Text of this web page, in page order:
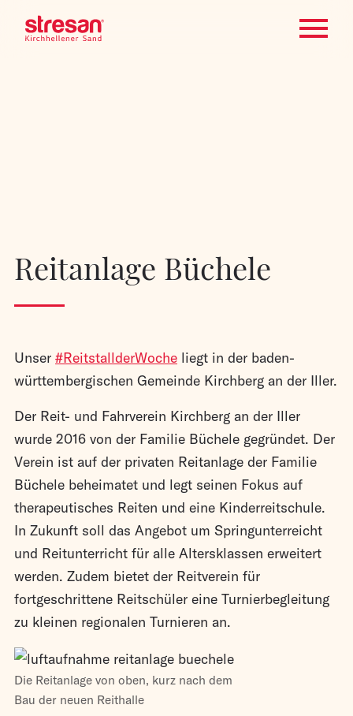
Reitanlage Büchele
Unser #ReitstallderWoche liegt in der baden-
württembergischen Gemeinde Kirchberg an der Iller.
Der Reit- und Fahrverein Kirchberg an der Iller
wurde 2016 von der Familie Büchele gegründet. Der
Verein ist auf der privaten Reitanlage der Familie
Büchele beheimatet und legt seinen Fokus auf
therapeutisches Reiten und eine Kinderreitschule.
In Zukunft soll das Angebot um Springunterreicht
und Reitunterricht für alle Altersklassen erweitert
werden. Zudem bietet der Reitverein für
fortgeschrittene Reitschüler eine Turnierbegleitung
zu kleinen regionalen Turnieren an.
Die Reitanlage von oben, kurz nach dem
Bau der neuen Reithalle